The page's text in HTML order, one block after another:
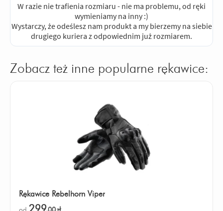
W razie nie trafienia rozmiaru - nie ma problemu, od ręki
wymieniamy na inny :)
Wystarczy, że odeślesz nam produkt a my bierzemy na siebie
drugiego kuriera z odpowiednim już rozmiarem.
Zobacz też inne popularne rękawice:
Rękawice Rebelhorn Viper
299